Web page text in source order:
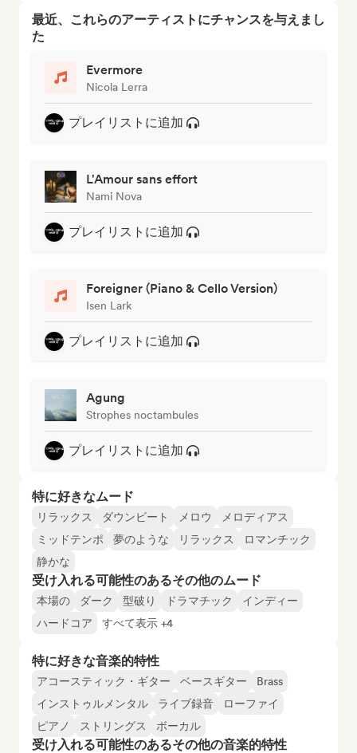
最近、これらのアーティストにチャンスを与えまし
た
Evermore
Nicola Lerra
プレイリストに追加
L'Amour sans effort
Nami Nova
プレイリストに追加
Foreigner (Piano & Cello Version)
Isen Lark
プレイリストに追加
Agung
Strophes noctambules
プレイリストに追加
特に好きなムード
リラックス ダウンビート メロウ
メロディアス
ミッドテンポ
夢のような リラックス
ロマンチック
静かな
受け入れる可能性のあるその他のムード
本場の ダーク 型破り ドラマチック
インディー
ハードコア
すべて表示 +4
特に好きな音楽的特性
アコースティック・ギター ベースギター
Brass
インストゥルメンタル
ライブ録音
ローファイ
ピアノ
ストリングス ボーカル
受け入れる可能性のあるその他の音楽的特性